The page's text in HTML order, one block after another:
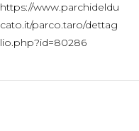
https://www.parchideldu
cato.it/parco.taro/dettag
lio.php?id=80286